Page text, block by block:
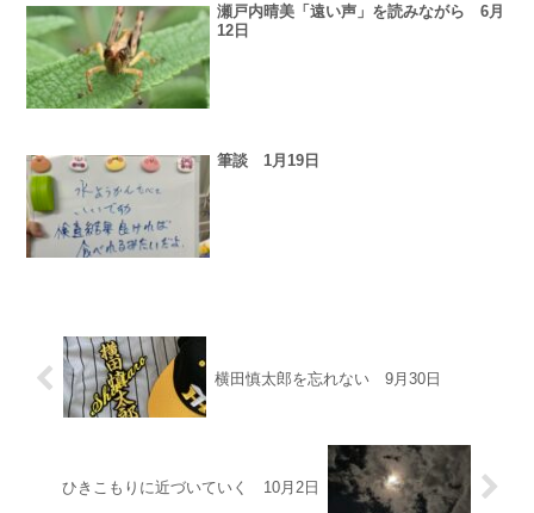
瀬戸内晴美「遠い声」を読みながら 6月
12日
筆談 1月19日
横田慎太郎を忘れない 9月30日
ひきこもりに近づいていく 10月2日